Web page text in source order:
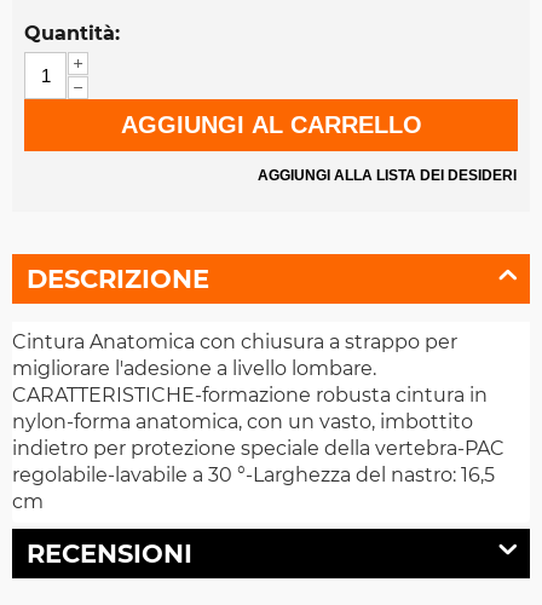
Quantità:
+
−
AGGIUNGI AL CARRELLO
AGGIUNGI ALLA LISTA DEI DESIDERI
DESCRIZIONE
Cintura Anatomica con chiusura a strappo per
migliorare l'adesione a livello lombare.
CARATTERISTICHE-formazione robusta cintura in
nylon-forma anatomica, con un vasto, imbottito
indietro per protezione speciale della vertebra-PAC
regolabile-lavabile a 30 °-Larghezza del nastro: 16,5
cm
RECENSIONI